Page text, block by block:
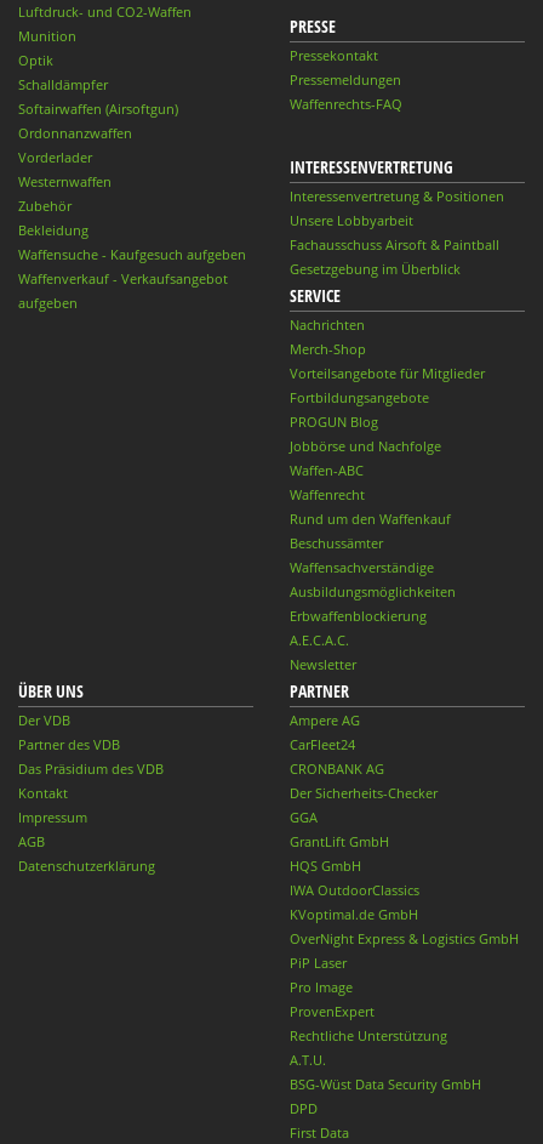
Luftdruck- und CO2-Waffen
Munition
Optik
Schalldämpfer
Softairwaffen (Airsoftgun)
Ordonnanzwaffen
Vorderlader
Westernwaffen
Zubehör
Bekleidung
Waffensuche - Kaufgesuch aufgeben
Waffenverkauf - Verkaufsangebot
aufgeben
PRESSE
Pressekontakt
Pressemeldungen
Waffenrechts-FAQ
INTERESSENVERTRETUNG
Interessenvertretung & Positionen
Unsere Lobbyarbeit
Fachausschuss Airsoft & Paintball
Gesetzgebung im Überblick
SERVICE
Nachrichten
Merch-Shop
Vorteilsangebote für Mitglieder
Fortbildungsangebote
PROGUN Blog
Jobbörse und Nachfolge
Waffen-ABC
Waffenrecht
Rund um den Waffenkauf
Beschussämter
Waffensachverständige
Ausbildungsmöglichkeiten
Erbwaffenblockierung
A.E.C.A.C.
Newsletter
ÜBER UNS
Der VDB
Partner des VDB
Das Präsidium des VDB
Kontakt
Impressum
AGB
Datenschutzerklärung
PARTNER
Ampere AG
CarFleet24
CRONBANK AG
Der Sicherheits-Checker
GGA
GrantLift GmbH
HQS GmbH
IWA OutdoorClassics
KVoptimal.de GmbH
OverNight Express & Logistics GmbH
PiP Laser
Pro Image
ProvenExpert
Rechtliche Unterstützung
A.T.U.
BSG-Wüst Data Security GmbH
DPD
First Data